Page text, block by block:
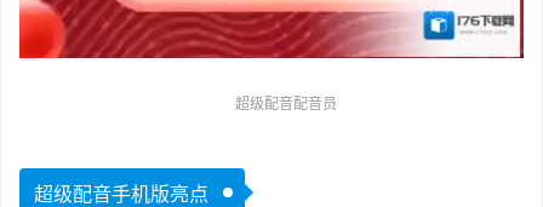
超级配音配音员
超级配音手机版亮点